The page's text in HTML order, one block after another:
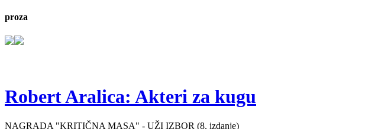
proza
Robert Aralica: Akteri za kugu
NAGRADA "KRITIČNA MASA" - UŽI IZBOR (8. izdanje)